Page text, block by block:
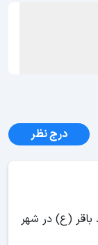
درج نظر
باقر (ع) در شهر